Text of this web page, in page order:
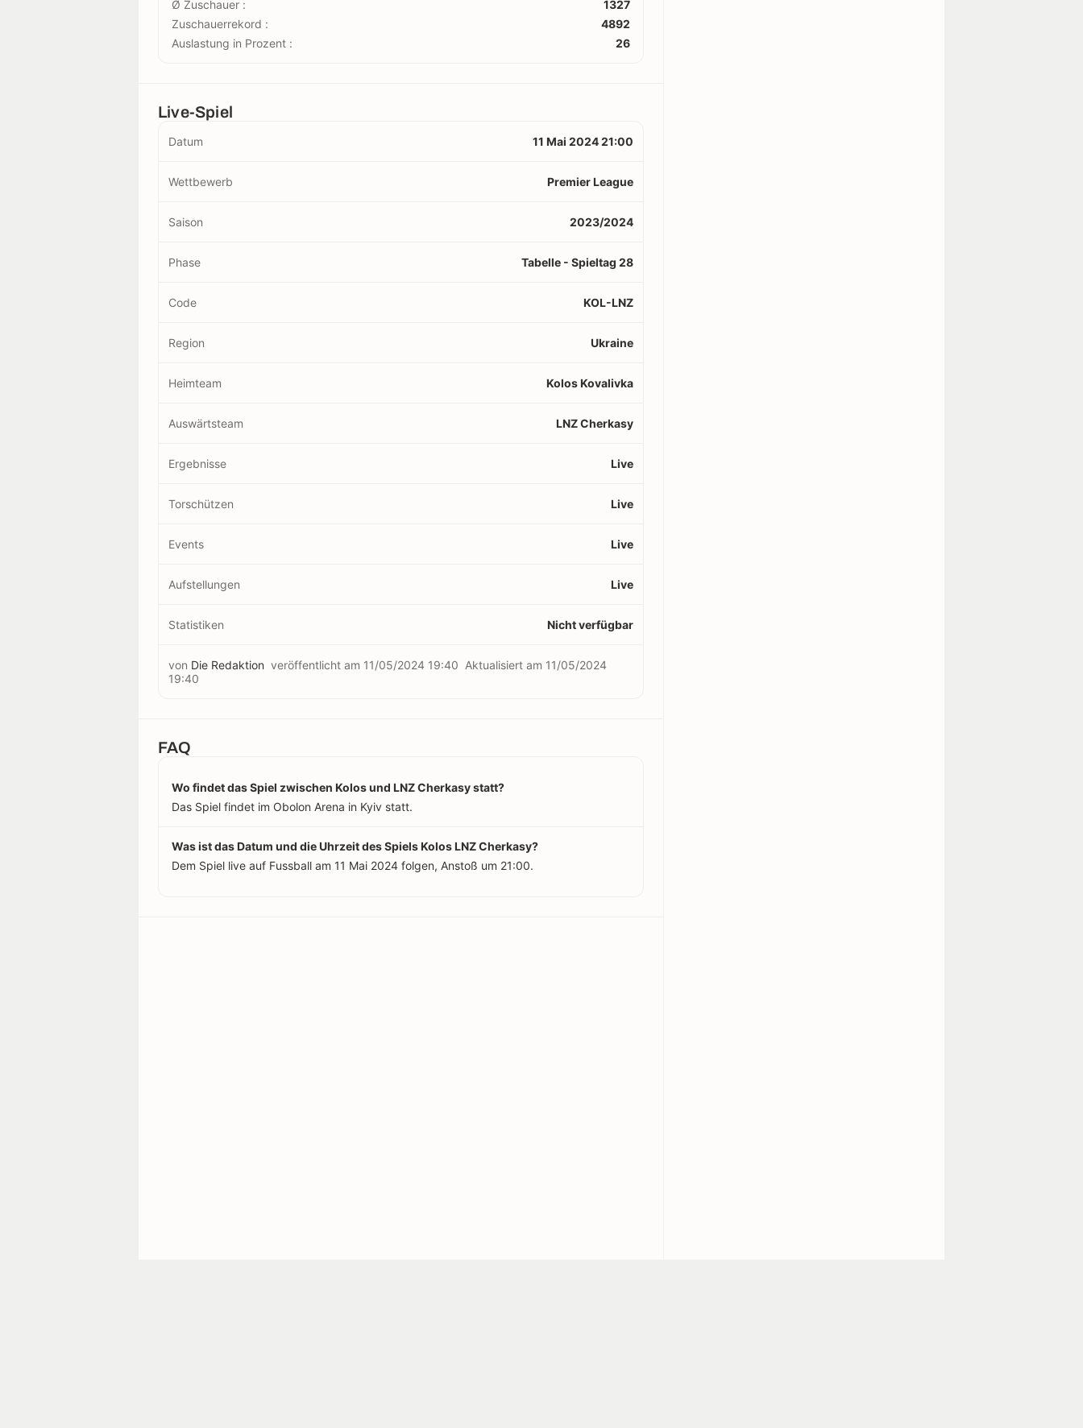
Ø Zuschauer :
1327
Zuschauerrekord :
4892
Auslastung in Prozent :
26
Live-Spiel
Datum 11 Mai 2024 21:00
Wettbewerb Premier League
Saison 2023/2024
Phase Tabelle - Spieltag 28
Code KOL-LNZ
Region Ukraine
Heimteam Kolos Kovalivka
Auswärtsteam LNZ Cherkasy
Ergebnisse Live
Torschützen Live
Events Live
Aufstellungen Live
Statistiken Nicht verfügbar
von Die Redaktion veröffentlicht am 11/05/2024 19:40 Aktualisiert am 11/05/2024
19:40
FAQ
Wo findet das Spiel zwischen Kolos und LNZ Cherkasy statt?
Das Spiel findet im Obolon Arena in Kyiv statt.
Was ist das Datum und die Uhrzeit des Spiels Kolos LNZ Cherkasy?
Dem Spiel live auf Fussball am 11 Mai 2024 folgen, Anstoß um 21:00.